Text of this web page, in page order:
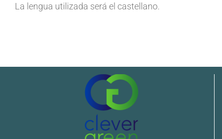
La lengua utilizada será el castellano.